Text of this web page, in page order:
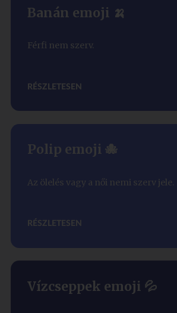
Banán emoji 🍌
Férfi nem szerv.
RÉSZLETESEN
Polip emoji 🐙
Az ölelés vagy a női nemi szerv jele.
RÉSZLETESEN
Vízcseppek emoji 💦